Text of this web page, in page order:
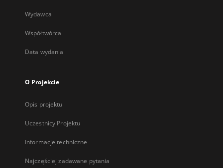
Wydawca
Współtwórca
Data wydania
O Projekcie
Opis projektu
Uczestnicy Projektu
Informacje techniczne
Najczęściej zadawane pytania